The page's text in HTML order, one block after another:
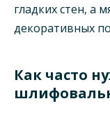
гладких стен, а
декоративных
Как часто